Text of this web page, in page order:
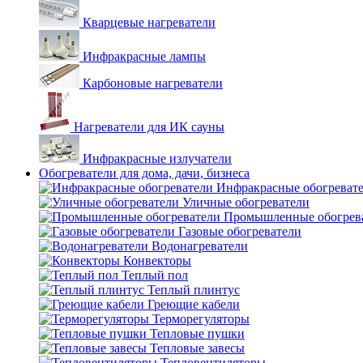
Кварцевые нагреватели
Инфракрасные лампы
Карбоновые нагреватели
Нагреватели для ИК сауны
Инфракрасные излучатели
Обогреватели для дома, дачи, бизнеса
Инфракрасные
Уличные обогреватели
Промышленные
Газовые обогреватели
Водонагреватели
Конвекторы
Теплый пол
Теплый плинтус
Греющие кабели
Терморегуляторы
Тепловые пушки
Тепловые завесы